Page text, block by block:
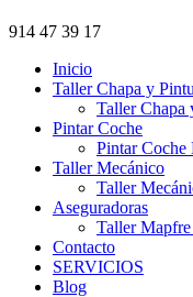
914 47 39 17
Inicio
Taller Chapa y
Taller Chapa
Pintar Coche
Pintar Coche
Taller Mecánico
Taller
Aseguradoras
Taller
Contacto
SERVICIOS
Blog